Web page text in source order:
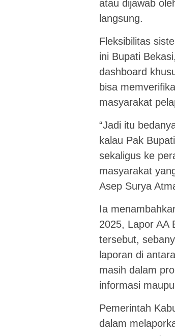
atau dijawab
langsung.
Fleksibilitas
ini Bupati
dashboard
bisa
masyarakat
“Jadi itu
kalau Pak
sekaligus ke
masyarakat
Asep Surya
Ia
2025, Lapor AA
tersebut,
laporan di
masih dalam
informasi
Pemerintah
dalam